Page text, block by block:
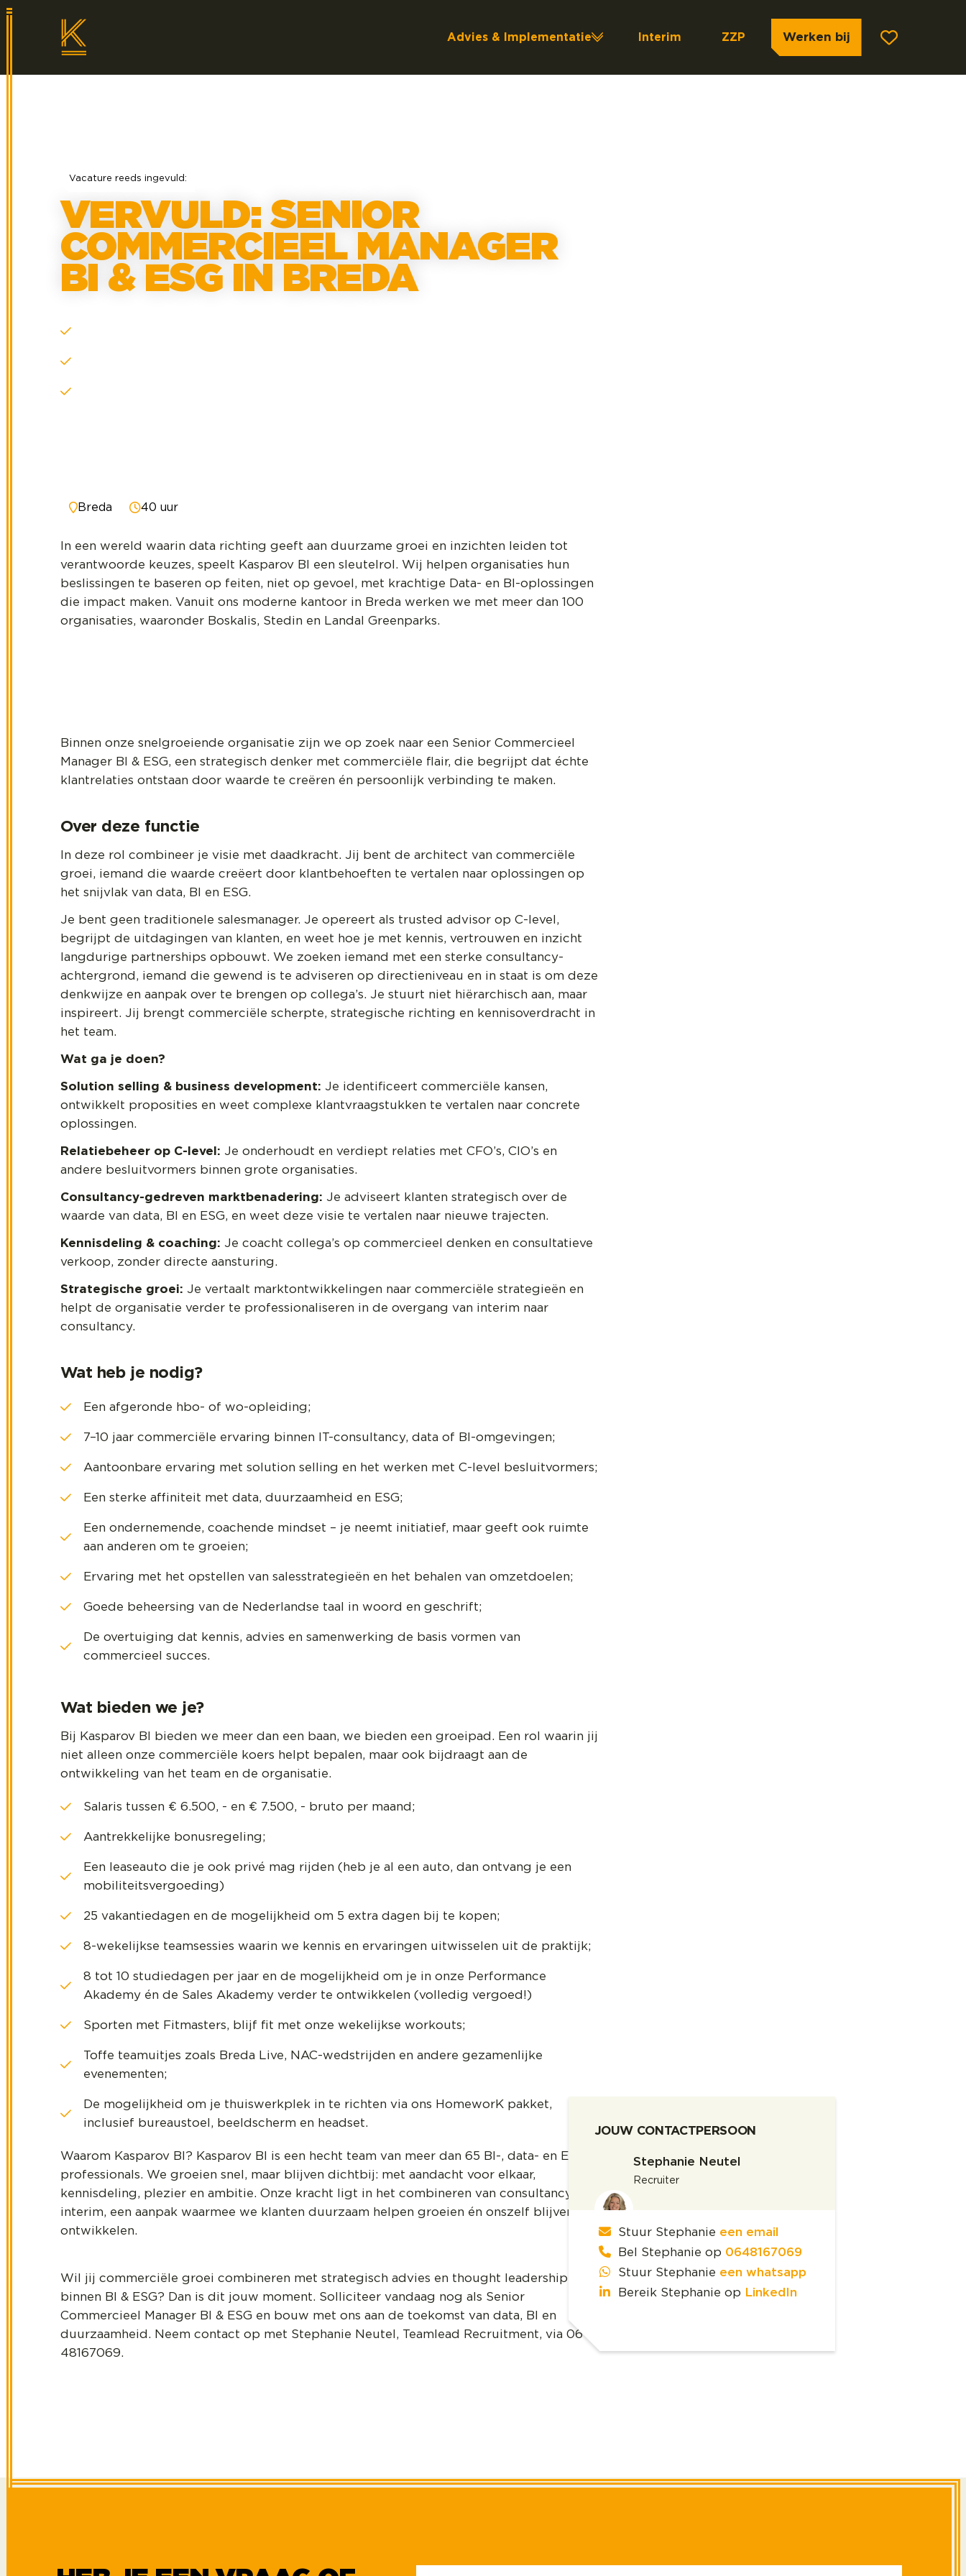
Advies & Implementatie Interim ZZP Werken bij
Vacature reeds ingevuld:
VERVULD: SENIOR
COMMERCIEEL MANAGER
BI & ESG IN BREDA
Breda 40 uur
In een wereld waarin data richting geeft aan duurzame groei en inzichten leiden tot
verantwoorde keuzes, speelt Kasparov BI een sleutelrol. Wij helpen organisaties hun
beslissingen te baseren op feiten, niet op gevoel, met krachtige Data- en BI-oplossingen
die impact maken. Vanuit ons moderne kantoor in Breda werken we met meer dan 100
organisaties, waaronder Boskalis, Stedin en Landal Greenparks.
Binnen onze snelgroeiende organisatie zijn we op zoek naar een Senior Commercieel
Manager BI & ESG, een strategisch denker met commerciële flair, die begrijpt dat échte
klantrelaties ontstaan door waarde te creëren én persoonlijk verbinding te maken.
Over deze functie
In deze rol combineer je visie met daadkracht. Jij bent de architect van commerciële
groei, iemand die waarde creëert door klantbehoeften te vertalen naar oplossingen op
het snijvlak van data, BI en ESG.
Je bent geen traditionele salesmanager. Je opereert als trusted advisor op C-level,
begrijpt de uitdagingen van klanten, en weet hoe je met kennis, vertrouwen en inzicht
langdurige partnerships opbouwt. We zoeken iemand met een sterke consultancy-
achtergrond, iemand die gewend is te adviseren op directieniveau en in staat is om deze
denkwijze en aanpak over te brengen op collega’s. Je stuurt niet hiërarchisch aan, maar
inspireert. Jij brengt commerciële scherpte, strategische richting en kennisoverdracht in
het team.
Wat ga je doen?
Solution selling & business development: Je identificeert commerciële kansen,
ontwikkelt proposities en weet complexe klantvraagstukken te vertalen naar concrete
oplossingen.
Relatiebeheer op C-level: Je onderhoudt en verdiept relaties met CFO’s, CIO’s en
andere besluitvormers binnen grote organisaties.
Consultancy-gedreven marktbenadering: Je adviseert klanten strategisch over de
waarde van data, BI en ESG, en weet deze visie te vertalen naar nieuwe trajecten.
Kennisdeling & coaching: Je coacht collega’s op commercieel denken en consultatieve
verkoop, zonder directe aansturing.
Strategische groei: Je vertaalt marktontwikkelingen naar commerciële strategieën en
helpt de organisatie verder te professionaliseren in de overgang van interim naar
consultancy.
Wat heb je nodig?
Een afgeronde hbo- of wo-opleiding;
7–10 jaar commerciële ervaring binnen IT-consultancy, data of BI-omgevingen;
Aantoonbare ervaring met solution selling en het werken met C-level besluitvormers;
Een sterke affiniteit met data, duurzaamheid en ESG;
Een ondernemende, coachende mindset – je neemt initiatief, maar geeft ook ruimte
aan anderen om te groeien;
Ervaring met het opstellen van salesstrategieën en het behalen van omzetdoelen;
Goede beheersing van de Nederlandse taal in woord en geschrift;
De overtuiging dat kennis, advies en samenwerking de basis vormen van
commercieel succes.
Wat bieden we je?
Bij Kasparov BI bieden we meer dan een baan, we bieden een groeipad. Een rol waarin jij
niet alleen onze commerciële koers helpt bepalen, maar ook bijdraagt aan de
ontwikkeling van het team en de organisatie.
Salaris tussen € 6.500, - en € 7.500, - bruto per maand;
Aantrekkelijke bonusregeling;
Een leaseauto die je ook privé mag rijden (heb je al een auto, dan ontvang je een
mobiliteitsvergoeding)
25 vakantiedagen en de mogelijkheid om 5 extra dagen bij te kopen;
8-wekelijkse teamsessies waarin we kennis en ervaringen uitwisselen uit de praktijk;
8 tot 10 studiedagen per jaar en de mogelijkheid om je in onze Performance
Akademy én de Sales Akademy verder te ontwikkelen (volledig vergoed!)
Sporten met Fitmasters, blijf fit met onze wekelijkse workouts;
Toffe teamuitjes zoals Breda Live, NAC-wedstrijden en andere gezamenlijke
evenementen;
De mogelijkheid om je thuiswerkplek in te richten via ons HomeworK pakket,
inclusief bureaustoel, beeldscherm en headset.
Waarom Kasparov BI? Kasparov BI is een hecht team van meer dan 65 BI-, data- en ESG-
professionals. We groeien snel, maar blijven dichtbij: met aandacht voor elkaar,
kennisdeling, plezier en ambitie. Onze kracht ligt in het combineren van consultancy en
interim, een aanpak waarmee we klanten duurzaam helpen groeien én onszelf blijven
ontwikkelen.
Wil jij commerciële groei combineren met strategisch advies en thought leadership
binnen BI & ESG? Dan is dit jouw moment. Solliciteer vandaag nog als Senior
Commercieel Manager BI & ESG en bouw met ons aan de toekomst van data, BI en
duurzaamheid. Neem contact op met Stephanie Neutel, Teamlead Recruitment, via 06-
48167069.
JOUW CONTACTPERSOON
Stephanie Neutel
Recruiter
Stuur Stephanie een email
Bel Stephanie op 0648167069
Stuur Stephanie een whatsapp
Bereik Stephanie op LinkedIn